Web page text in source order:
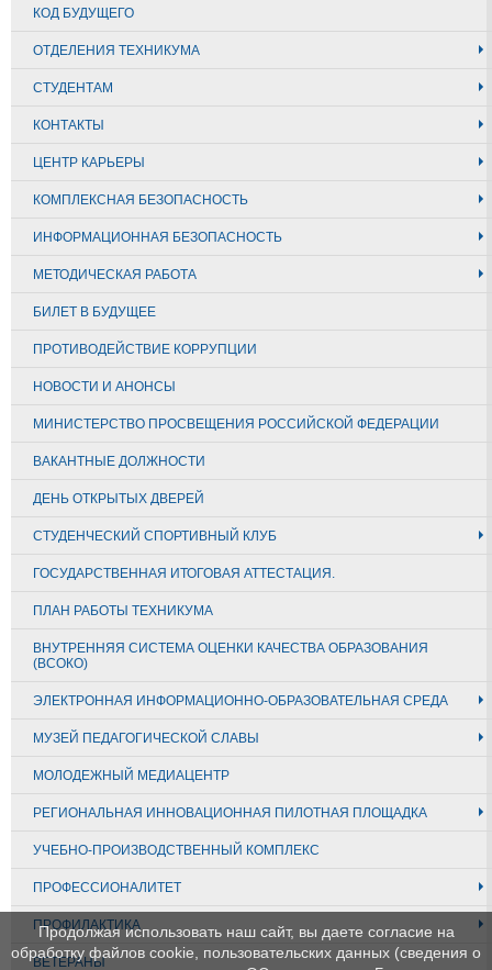
КОД БУДУЩЕГО
ОТДЕЛЕНИЯ ТЕХНИКУМА
СТУДЕНТАМ
КОНТАКТЫ
ЦЕНТР КАРЬЕРЫ
КОМПЛЕКСНАЯ БЕЗОПАСНОСТЬ
ИНФОРМАЦИОННАЯ БЕЗОПАСНОСТЬ
МЕТОДИЧЕСКАЯ РАБОТА
БИЛЕТ В БУДУЩЕЕ
ПРОТИВОДЕЙСТВИЕ КОРРУПЦИИ
НОВОСТИ И АНОНСЫ
МИНИСТЕРСТВО ПРОСВЕЩЕНИЯ РОССИЙСКОЙ ФЕДЕРАЦИИ
ВАКАНТНЫЕ ДОЛЖНОСТИ
ДЕНЬ ОТКРЫТЫХ ДВЕРЕЙ
СТУДЕНЧЕСКИЙ СПОРТИВНЫЙ КЛУБ
ГОСУДАРСТВЕННАЯ ИТОГОВАЯ АТТЕСТАЦИЯ.
ПЛАН РАБОТЫ ТЕХНИКУМА
ВНУТРЕННЯЯ СИСТЕМА ОЦЕНКИ КАЧЕСТВА ОБРАЗОВАНИЯ
(ВСОКО)
ЭЛЕКТРОННАЯ ИНФОРМАЦИОННО-ОБРАЗОВАТЕЛЬНАЯ СРЕДА
МУЗЕЙ ПЕДАГОГИЧЕСКОЙ СЛАВЫ
МОЛОДЕЖНЫЙ МЕДИАЦЕНТР
РЕГИОНАЛЬНАЯ ИННОВАЦИОННАЯ ПИЛОТНАЯ ПЛОЩАДКА
УЧЕБНО-ПРОИЗВОДСТВЕННЫЙ КОМПЛЕКС
ПРОФЕССИОНАЛИТЕТ
ПРОФИЛАКТИКА
ВЕТЕРАНЫ
Продолжая использовать наш сайт, вы даете согласие на
обработку файлов cookie, пользовательских данных (сведения о